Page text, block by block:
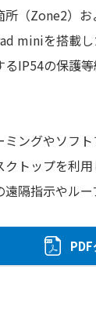
（Zone2）お
miniを搭載
IP54の保護
ングやソフ
トップを利
隔指示やルー